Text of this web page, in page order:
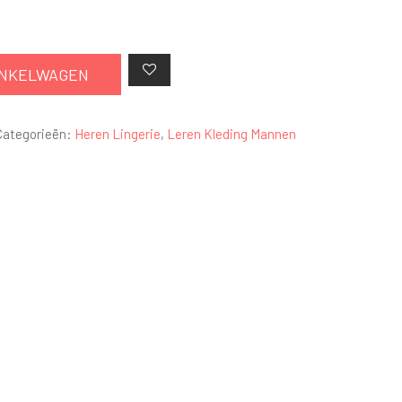
Heren Lingerie, Leren Kleding Mannen